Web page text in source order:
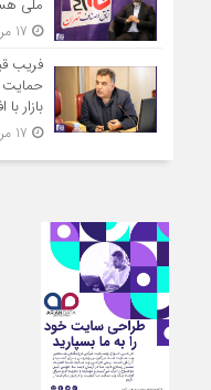
ملی
فریب
حمایت
بازار